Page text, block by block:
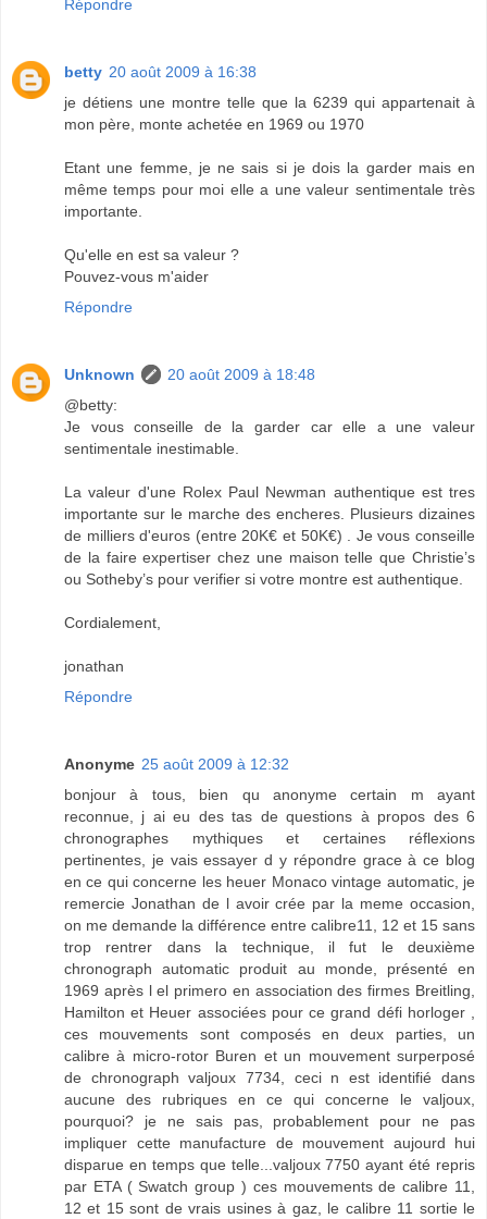
Répondre
betty 20 août 2009 à 16:38
je détiens une montre telle que la 6239 qui appartenait à
mon père, monte achetée en 1969 ou 1970
Etant une femme, je ne sais si je dois la garder mais en
même temps pour moi elle a une valeur sentimentale très
importante.
Qu'elle en est sa valeur ?
Pouvez-vous m'aider
Répondre
Unknown
20 août 2009 à 18:48
@betty:
Je vous conseille de la garder car elle a une valeur
sentimentale inestimable.
La valeur d'une Rolex Paul Newman authentique est tres
importante sur le marche des encheres. Plusieurs dizaines
de milliers d'euros (entre 20K€ et 50K€) . Je vous conseille
de la faire expertiser chez une maison telle que Christie’s
ou Sotheby’s pour verifier si votre montre est authentique.
Cordialement,
jonathan
Répondre
Anonyme 25 août 2009 à 12:32
bonjour à tous, bien qu anonyme certain m ayant
reconnue, j ai eu des tas de questions à propos des 6
chronographes mythiques et certaines réflexions
pertinentes, je vais essayer d y répondre grace à ce blog
en ce qui concerne les heuer Monaco vintage automatic, je
remercie Jonathan de l avoir crée par la meme occasion,
on me demande la différence entre calibre11, 12 et 15 sans
trop rentrer dans la technique, il fut le deuxième
chronograph automatic produit au monde, présenté en
1969 après l el primero en association des firmes Breitling,
Hamilton et Heuer associées pour ce grand défi horloger ,
ces mouvements sont composés en deux parties, un
calibre à micro-rotor Buren et un mouvement surperposé
de chronograph valjoux 7734, ceci n est identifié dans
aucune des rubriques en ce qui concerne le valjoux,
pourquoi? je ne sais pas, probablement pour ne pas
impliquer cette manufacture de mouvement aujourd hui
disparue en temps que telle...valjoux 7750 ayant été repris
par ETA ( Swatch group ) ces mouvements de calibre 11,
12 et 15 sont de vrais usines à gaz, le calibre 11 sortie le